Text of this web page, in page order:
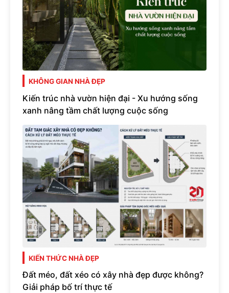
KHÔNG GIAN NHÀ ĐẸP
Kiến trúc nhà vườn hiện đại - Xu hướng sống
xanh nâng tầm chất lượng cuộc sống
KIẾN THỨC NHÀ ĐẸP
Đất méo, đất xéo có xây nhà đẹp được không?
Giải pháp bố trí thực tế